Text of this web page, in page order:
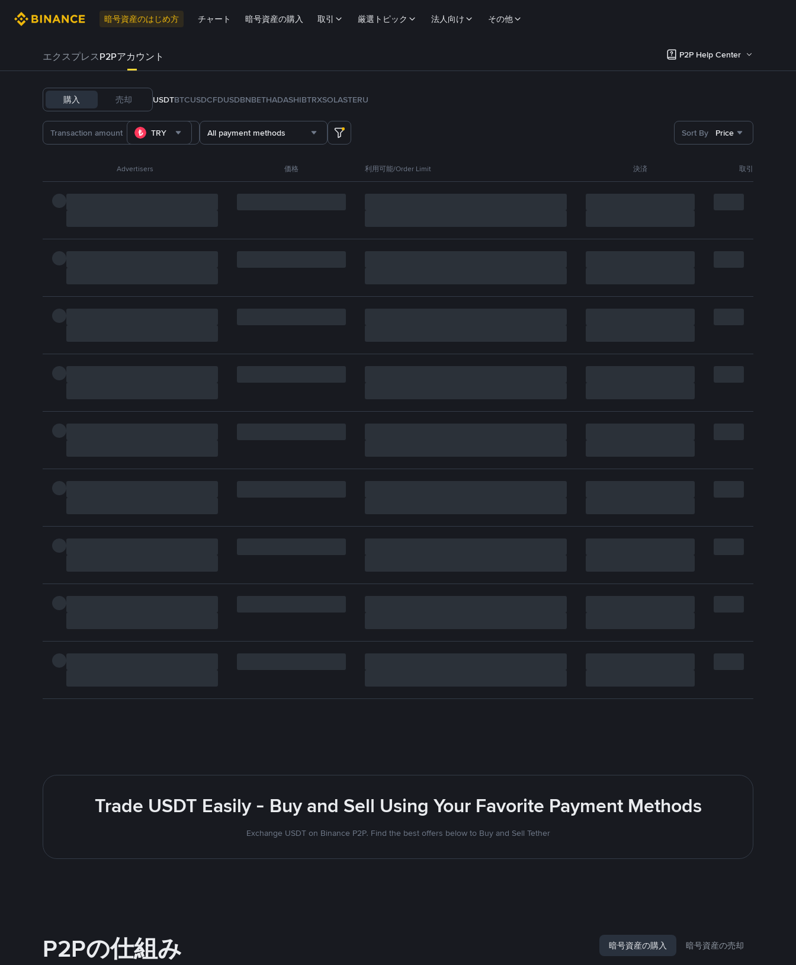
暗号資産のはじめ方 チャート 暗号資産の購入 取引 厳選トピック 法人向け その他
エクスプレスP2Pアカウント P2P Help Center
購入 売却 USDTBTCUSDCFDUSDBNBETHADASHIBTRXSOLASTERU
TRY All payment methods Sort By Price
Advertisers 価格 利用可能/Order Limit 決済 取引
Trade USDT Easily - Buy and Sell Using Your Favorite Payment Methods
Exchange USDT on Binance P2P. Find the best offers below to Buy and Sell Tether
P2Pの仕組み 暗号資産の購入 暗号資産の売却